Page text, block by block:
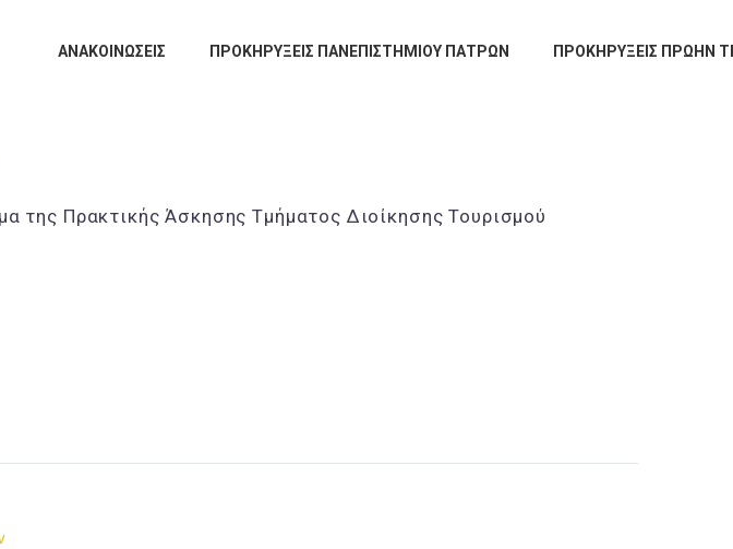
ΑΝΑΚΟΙΝΩΣΕΙΣ ΠΡΟΚΗΡΥΞΕΙΣ ΠΑΝΕΠΙΣΤΗΜΙΟΥ ΠΑΤΡΩΝ ΠΡΟΚΗΡΥΞΕΙΣ ΠΡΩΗΝ
της Πρακτικής Άσκησης Τμήματος Διοίκησης Τουρισμού